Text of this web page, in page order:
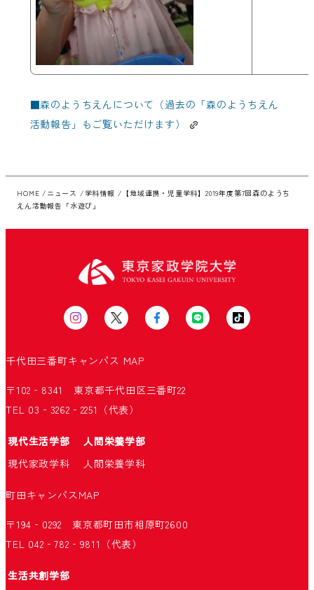
■森のようちえんについて（過去の「森のようちえん
活動報告」もご覧いただけます）
HOME ニュース 学科情報
【地域連携・児童学科】2019年度第7回森のようち
えん活動報告「水遊び」
千代田三番町キャンパス MAP
〒102‐8341 東京都千代田区三番町22
TEL 03‐3262‐2251（代表）
現代生活学部
人間栄養学部
現代家政学科
人間栄養学科
町田キャンパスMAP
〒194‐0292 東京都町田市相原町2600
TEL 042‐782‐9811（代表）
生活共創学部